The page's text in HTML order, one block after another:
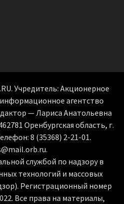
Учредитель: Акционерное
агентство
— Лариса Анатольевна
Оренбургская область, г.
8 (35368) 2-21-01.
службой по надзору в
технологий и массовых
Регистрационный номер
Все права на материалы,